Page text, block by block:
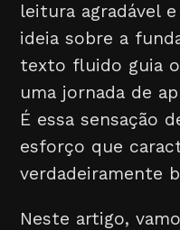
leitura agradável
ideia sobre a
texto fluido guia
uma jornada de
É essa sensação
esforço que
verdadeiramente
Neste artigo,